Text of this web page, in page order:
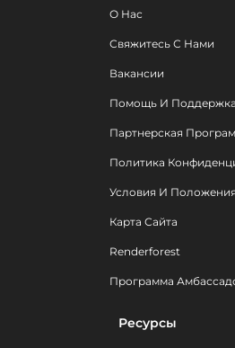
О Нас
Свяжитесь С Нами
Вакансии
Помощь И Поддержка
Партнерская
Политика
Условия И Положения
Карта Сайта
Renderforest
Программа
Ресурсы